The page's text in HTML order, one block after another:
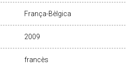
França-Bèlgica
2009
francès